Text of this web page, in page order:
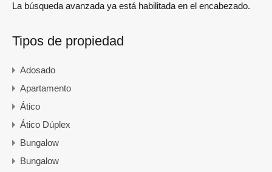
La búsqueda avanzada ya está habilitada en el encabezado.
Tipos de propiedad
Adosado
Apartamento
Ático
Ático Dúplex
Bungalow
Bungalow